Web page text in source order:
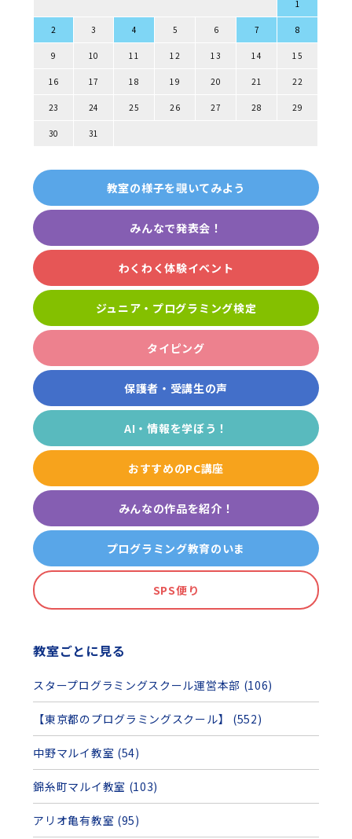
1
2 3 4 5 6 7 8
9 10 11 12 13 14 15
16 17 18 19 20 21 22
23 24 25 26 27 28 29
30 31
教室の様子を覗いてみよう
みんなで発表会！
わくわく体験イベント
ジュニア・プログラミング検定
タイピング
保護者・受講生の声
AI・情報を学ぼう！
おすすめのPC講座
みんなの作品を紹介！
プログラミング教育のいま
SPS便り
教室ごとに見る
スタープログラミングスクール運営本部 (106)
【東京都のプログラミングスクール】 (552)
中野マルイ教室 (54)
錦糸町マルイ教室 (103)
アリオ亀有教室 (95)